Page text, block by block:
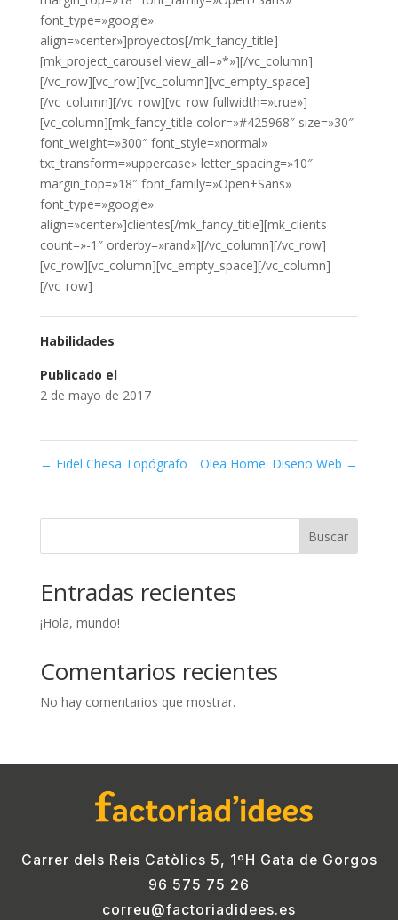
font_type=»google»
align=»center»]proyectos[/mk_fancy_title]
[mk_project_carousel view_all=»*»][/vc_column]
[/vc_row][vc_row][vc_column][vc_empty_space]
[/vc_column][/vc_row][vc_row fullwidth=»true»]
[vc_column][mk_fancy_title color=»#425968″ size=»30″
font_weight=»300″ font_style=»normal»
txt_transform=»uppercase» letter_spacing=»10″
margin_top=»18″ font_family=»Open+Sans»
font_type=»google»
align=»center»]clientes[/mk_fancy_title][mk_clients
count=»-1″ orderby=»rand»][/vc_column][/vc_row]
[vc_row][vc_column][vc_empty_space][/vc_column]
[/vc_row]
Habilidades
Publicado el
2 de mayo de 2017
← Fidel Chesa Topógrafo Olea Home. Diseño Web →
Buscar
Entradas recientes
¡Hola, mundo!
Comentarios recientes
No hay comentarios que mostrar.
Carrer dels Reis Catòlics 5, 1ºH Gata de Gorgos
96 575 75 26
correu@factoriadidees.es